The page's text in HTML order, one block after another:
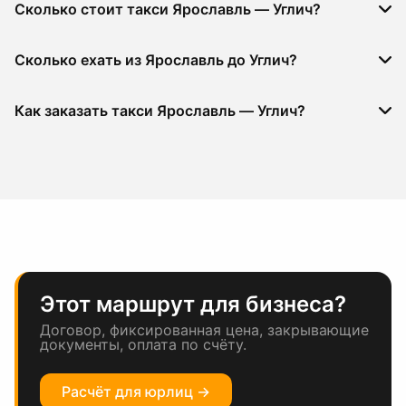
Сколько стоит такси Ярославль — Углич?
Сколько ехать из Ярославль до Углич?
Как заказать такси Ярославль — Углич?
Этот маршрут для бизнеса?
Договор, фиксированная цена, закрывающие
документы, оплата по счёту.
Расчёт для юрлиц →